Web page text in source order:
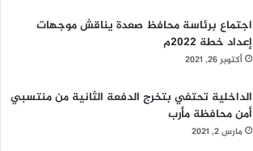
اجتماع برئاسة محافظ صعدة يناقش موجهات
إعداد خطة 2022م
أكتوبر 26, 2021
الداخلية تحتفي بتخرج الدفعة الثانية من منتسبي
أمن محافظة مأرب
مارس 2, 2021